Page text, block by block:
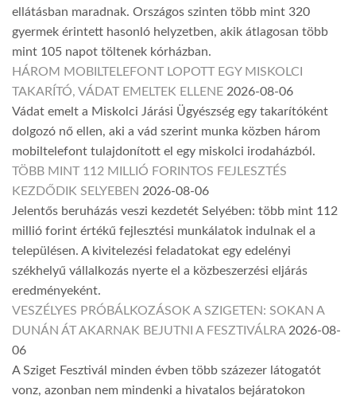
ellátásban maradnak. Országos szinten több mint 320
gyermek érintett hasonló helyzetben, akik átlagosan több
mint 105 napot töltenek kórházban.
HÁROM MOBILTELEFONT LOPOTT EGY MISKOLCI
TAKARÍTÓ, VÁDAT EMELTEK ELLENE 2026-08-06
Vádat emelt a Miskolci Járási Ügyészség egy takarítóként
dolgozó nő ellen, aki a vád szerint munka közben három
mobiltelefont tulajdonított el egy miskolci irodaházból.
TÖBB MINT 112 MILLIÓ FORINTOS FEJLESZTÉS
KEZDŐDIK SELYEBEN 2026-08-06
Jelentős beruházás veszi kezdetét Selyében: több mint 112
millió forint értékű fejlesztési munkálatok indulnak el a
településen. A kivitelezési feladatokat egy edelényi
székhelyű vállalkozás nyerte el a közbeszerzési eljárás
eredményeként.
VESZÉLYES PRÓBÁLKOZÁSOK A SZIGETEN: SOKAN A
DUNÁN ÁT AKARNAK BEJUTNI A FESZTIVÁLRA 2026-08-
06
A Sziget Fesztivál minden évben több százezer látogatót
vonz, azonban nem mindenki a hivatalos bejáratokon